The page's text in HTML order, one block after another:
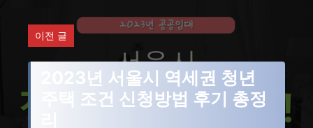
이전 글
2023년 서울시 역세권 청년
주택 조건 신청방법 후기 총정